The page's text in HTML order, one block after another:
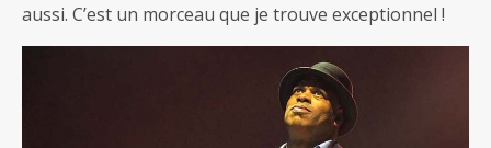
aussi. C’est un morceau que je trouve exceptionnel !